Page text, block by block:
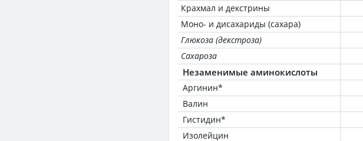
Крахмал и декстрины
Моно- и дисахариды (сахара)
Глюкоза (декстроза)
Сахароза
Незаменимые аминокислоты
Аргинин*
Валин
Гистидин*
Изолейцин